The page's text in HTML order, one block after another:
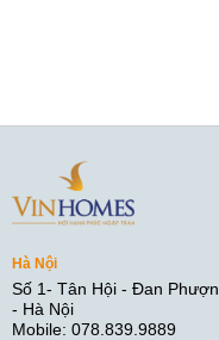
Hà Nội
Số 1- Tân Hội - Đan
- Hà Nội
Mobile: 078.839.9889